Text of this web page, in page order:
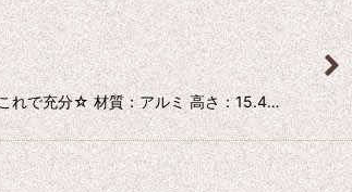
れで充分☆ 材質：アルミ 高さ：15.4…